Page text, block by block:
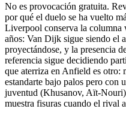
No es provocación gratuita.
por qué el duelo se ha vuelto
Liverpool conserva la columna
años: Van Dijk sigue siendo el
proyectándose, y la presencia
referencia sigue decidiendo
que aterriza en Anfield es otro:
estandarte bajo palos pero con
juventud (Khusanov, Aït-
muestra fisuras cuando el rival